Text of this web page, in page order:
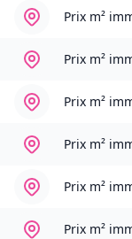
Prix m²
Prix m²
Prix m²
Prix m²
Prix m²
Prix m²